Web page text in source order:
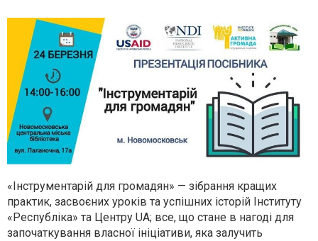
«Інструментарій для громадян» — зібрання кращих
практик, засвоєних уроків та успішних історій Інституту
«Республіка» та Центру UA; все, що стане в нагоді для
започаткування власної ініціативи, яка залучить